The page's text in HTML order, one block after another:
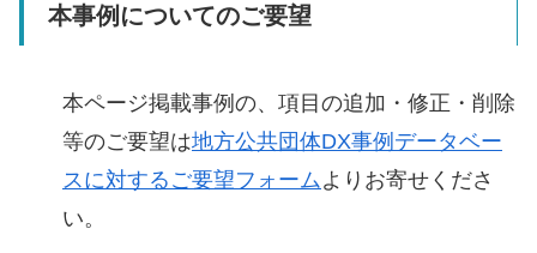
本事例についてのご要望
本ページ掲載事例の、項目の追加・修正・削除
等のご要望は地方公共団体DX事例データベー
スに対するご要望フォーム よりお寄せくださ
い。